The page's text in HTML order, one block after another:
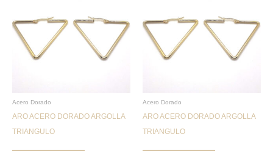
Acero Dorado
ARO ACERO DORADO ARGOLLA
TRIANGULO
Acero Dorado
ARO ACERO DORADO ARGOLLA
TRIANGULO